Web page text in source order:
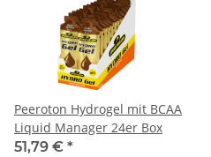
Peeroton Hydrogel mit BCAA
Liquid Manager 24er Box
51,79 € *